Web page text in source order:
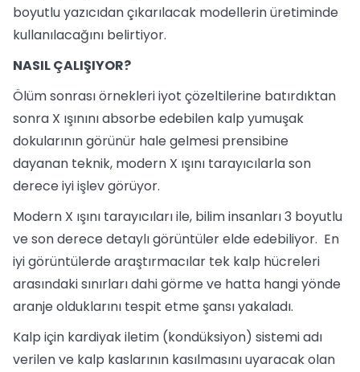
boyutlu yazıcıdan çıkarılacak modellerin üretiminde
kullanılacağını belirtiyor.
NASIL ÇALIŞIYOR?
Ölüm sonrası örnekleri iyot çözeltilerine batırdıktan
sonra X ışınını absorbe edebilen kalp yumuşak
dokularının görünür hale gelmesi prensibine
dayanan teknik, modern X ışını tarayıcılarla son
derece iyi işlev görüyor.
Modern X ışını tarayıcıları ile, bilim insanları 3 boyutlu
ve son derece detaylı görüntüler elde edebiliyor. En
iyi görüntülerde araştırmacılar tek kalp hücreleri
arasındaki sınırları dahi görme ve hatta hangi yönde
aranje olduklarını tespit etme şansı yakaladı.
Kalp için kardiyak iletim (kondüksiyon) sistemi adı
verilen ve kalp kaslarının kasılmasını uyaracak olan